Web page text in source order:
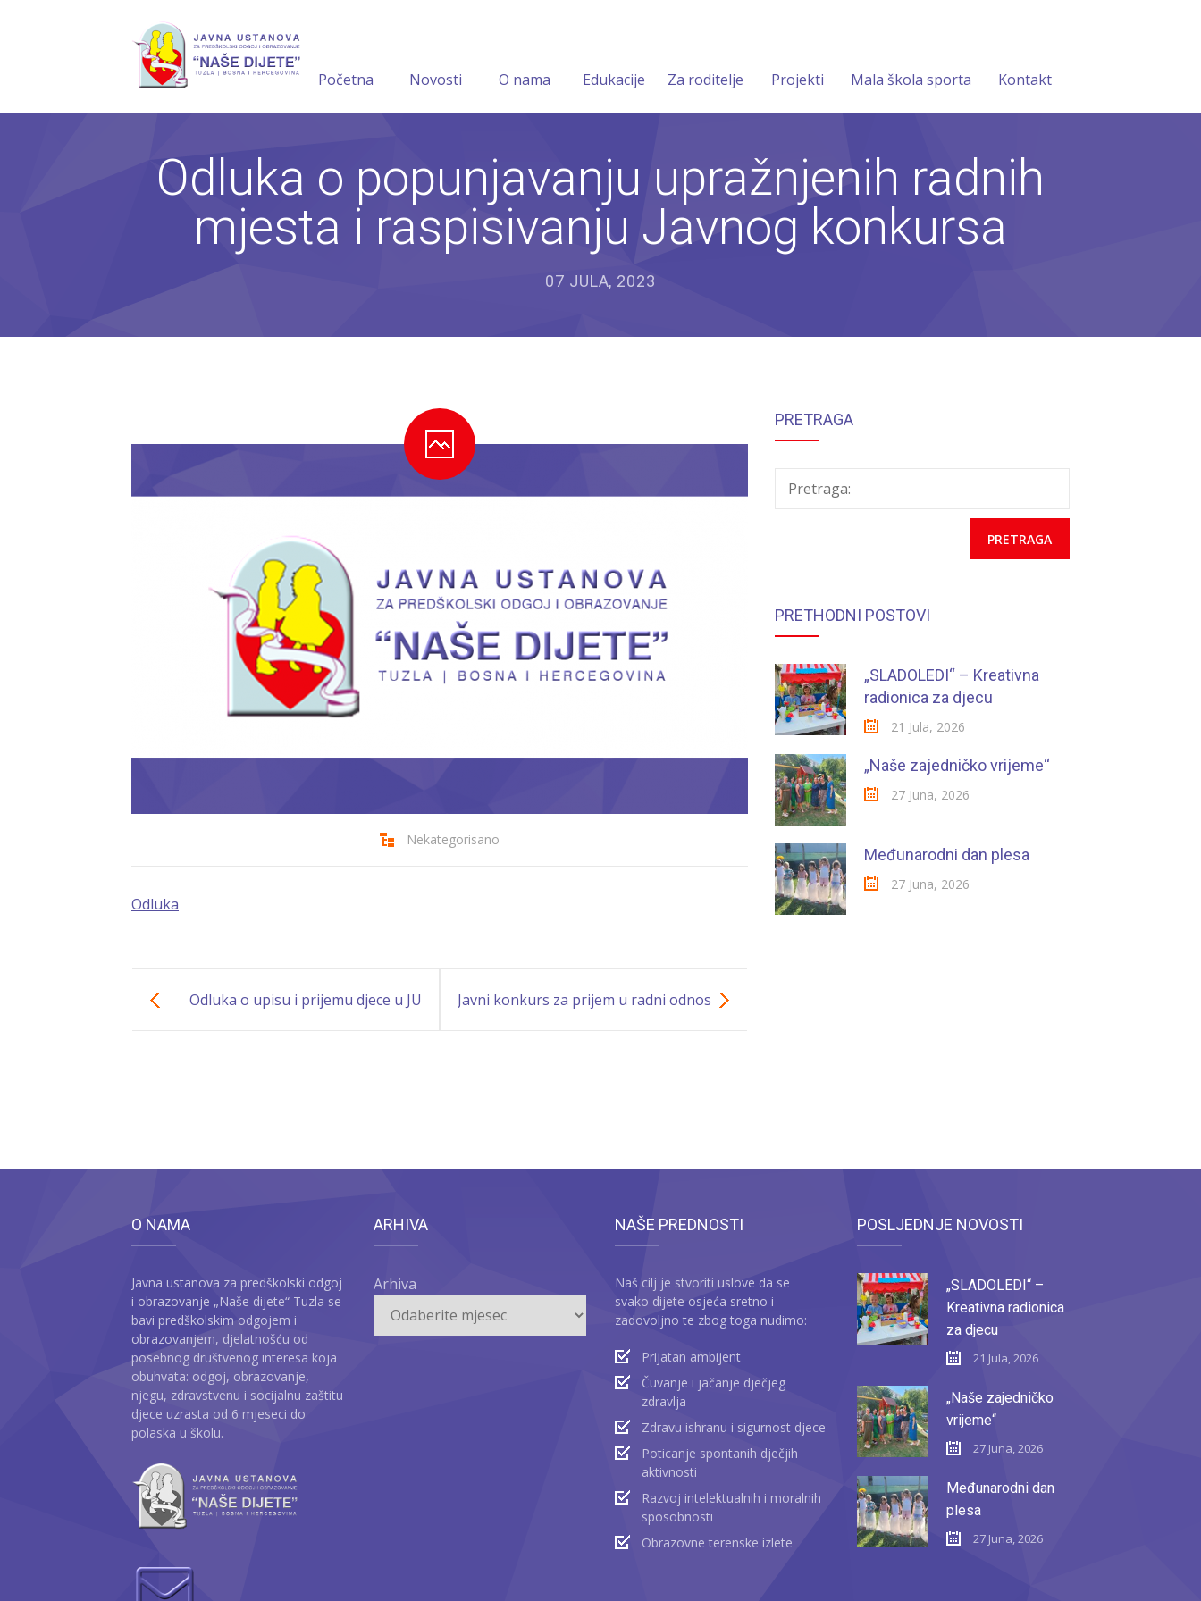
Početna Novosti O nama Edukacije Za roditelje Projekti Mala škola sporta Kontakt
Odluka o popunjavanju upražnjenih radnih
mjesta i raspisivanju Javnog konkursa
07 JULA, 2023
Nekategorisano
Odluka
Odluka o upisu i prijemu djece u JU Javni konkurs za prijem u radni odnos
PRETRAGA
Pretraga:
PRETHODNI POSTOVI
„SLADOLEDI“ – Kreativna
radionica za djecu
21 Jula, 2026
„Naše zajedničko vrijeme“
27 Juna, 2026
Međunarodni dan plesa
27 Juna, 2026
O NAMA
Javna ustanova za predškolski odgoj
i obrazovanje „Naše dijete“ Tuzla se
bavi predškolskim odgojem i
obrazovanjem, djelatnošću od
posebnog društvenog interesa koja
obuhvata: odgoj, obrazovanje,
njegu, zdravstvenu i socijalnu zaštitu
djece uzrasta od 6 mjeseci do
polaska u školu.
ARHIVA
Arhiva
NAŠE PREDNOSTI
Naš cilj je stvoriti uslove da se
svako dijete osjeća sretno i
zadovoljno te zbog toga nudimo:
Prijatan ambijent
Čuvanje i jačanje dječjeg
zdravlja
Zdravu ishranu i sigurnost djece
Poticanje spontanih dječjih
aktivnosti
Razvoj intelektualnih i moralnih
sposobnosti
Obrazovne terenske izlete
POSLJEDNJE NOVOSTI
„SLADOLEDI“ –
Kreativna radionica
za djecu
21 Jula, 2026
„Naše zajedničko
vrijeme“
27 Juna, 2026
Međunarodni dan
plesa
27 Juna, 2026